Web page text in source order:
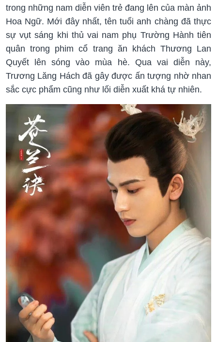
trong những nam diễn viên trẻ đang lên của màn ảnh
Hoa Ngữ. Mới đây nhất, tên tuổi anh chàng đã thực
sự vụt sáng khi thủ vai nam phụ Trường Hành tiên
quân trong phim cổ trang ăn khách Thương Lan
Quyết lên sóng vào mùa hè. Qua vai diễn này,
Trương Lăng Hách đã gây được ấn tượng nhờ nhan
sắc cực phẩm cũng như lối diễn xuất khá tự nhiên.